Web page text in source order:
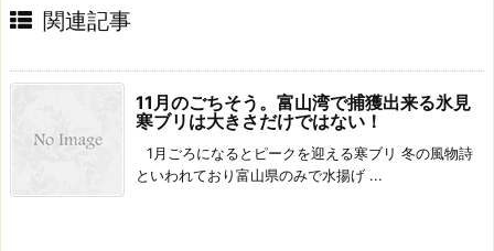
関連記事
11月のごちそう。富山湾で捕獲出来る氷見
寒ブリは大きさだけではない！
1月ごろになるとピークを迎える寒ブリ 冬の風物詩
といわれており富山県のみで水揚げ ...